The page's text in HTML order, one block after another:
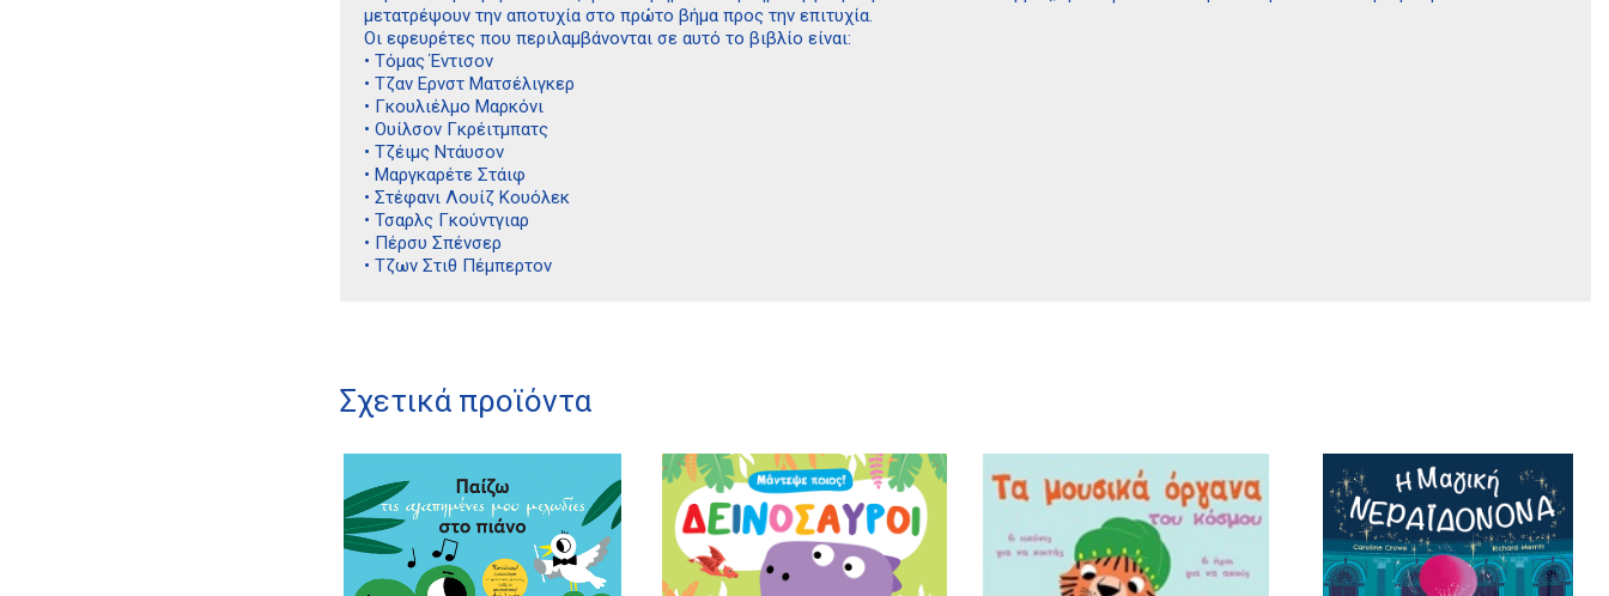
μετατρέψουν την αποτυχία στο πρώτο βήμα προς την επιτυχία.
Οι εφευρέτες που περιλαμβάνονται σε αυτό το βιβλίο είναι:
• Τόμας Έντισον
• Τζαν Ερνστ Ματσέλιγκερ
• Γκουλιέλμο Μαρκόνι
• Ουίλσον Γκρέιτμπατς
• Τζέιμς Ντάυσον
• Μαργκαρέτε Στάιφ
• Στέφανι Λουίζ Κουόλεκ
• Τσαρλς Γκούντγιαρ
• Πέρσυ Σπένσερ
• Τζων Στιθ Πέμπερτον
Σχετικά προϊόντα